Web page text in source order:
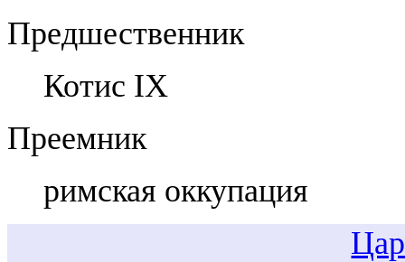
Предшественник
Котис IX
Преемник
римская оккупация